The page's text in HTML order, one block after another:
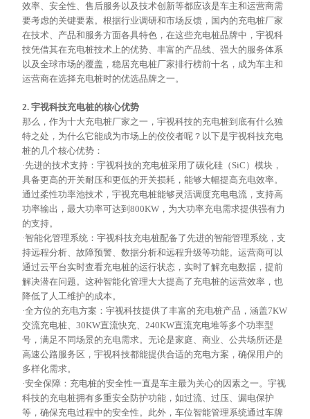
效率、安全性、售后服务以及技术创新等都应该是车主和运营商需
要考虑的关键要素。根据行业调研和市场反馈，国内的充电桩厂家
在技术、产品和服务方面各具特色，在这些充电桩品牌中，宇视科
技凭借其在充电桩技术上的优势、丰富的产品线、强大的服务体系
以及全球市场的覆盖，稳居充电桩厂家排行榜前十名，成为车主和
运营商在选择充电桩时的优选品牌之一。
2. 宇视科技充电桩的核心优势
那么，作为十大充电桩厂家之一，宇视科技的充电桩到底有什么独
特之处，为什么它能成为市场上的佼佼者呢？以下是宇视科技充电
桩的几个核心优势：
·先进的技术支持：宇视科技的充电桩采用了碳化硅（SiC）模块，
具备更高的开关耐压和更低的开关损耗，能够大幅提高充电效率。
通过柔性功率池技术，宇视充电桩能够灵活调度充电电流，支持高
功率输出，最大功率可达到800KW，为大功率充电需求提供强有力
的支持。
·智能化管理系统：宇视科技充电桩配备了先进的智能管理系统，支
持远程分析、故障预警、数据分析和远程升级等功能。运营商可以
通过云平台实时查看充电桩的运行状态，实时了解充电数据，提前
解决潜在问题。这种智能化管理大大提高了充电桩的运营效率，也
降低了人工维护的成本。
·全方位的充电方案：宇视科技提供了丰富的充电桩产品，涵盖7KW
交流充电桩、30KW直流快充、240KW直流充电堆等多个功率型
号，满足不同场景的充电需求。无论是家庭、商业、公共场所还是
高速公路服务区，宇视科技都能提供合适的充电方案，确保用户的
多样化需求。
·安全保障：充电桩的安全性一直是车主最为关心的因素之一。宇视
科技的充电桩拥有多重安全防护功能，如过流、过压、漏电保护
等，确保充电过程中的安全性。此外，车位智能管理系统通过车牌